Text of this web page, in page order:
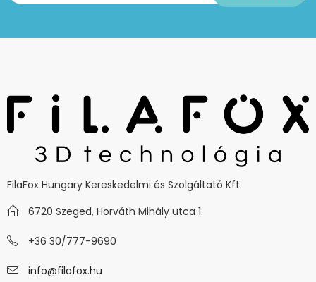
FilaFox Hungary Kereskedelmi és Szolgáltató Kft.
6720 Szeged, Horváth Mihály utca 1.
+36 30/777-9690
info@filafox.hu